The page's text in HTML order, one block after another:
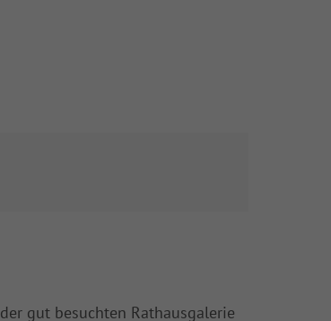
gut besuchten Rathausgalerie